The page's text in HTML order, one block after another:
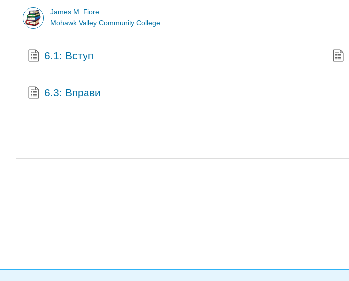
James M. Fiore
Mohawk Valley Community College
6.1: Вступ
6.3: Вправи